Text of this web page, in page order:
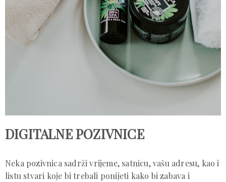
DIGITALNE POZIVNICE
Neka pozivnica sadrži vrijeme, satnicu, vašu adresu, kao i
listu stvari koje bi trebali ponijeti kako bi zabava i